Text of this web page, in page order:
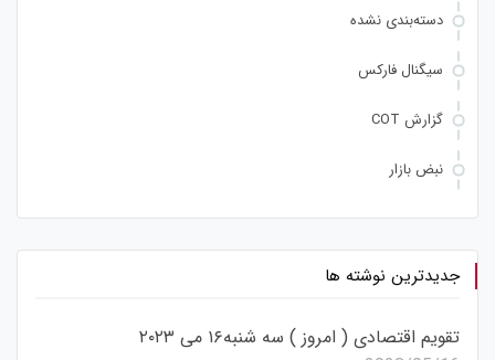
دسته‌بندی نشده
سیگنال فارکس
گزارش COT
نبض بازار
جدیدترین نوشته ها
تقویم اقتصادی ( امروز ) سه شنبه۱۶ می ۲۰۲۳